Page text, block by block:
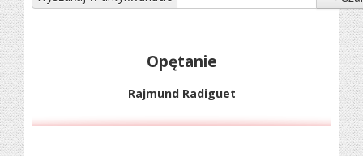
Opętanie
Rajmund Radiguet